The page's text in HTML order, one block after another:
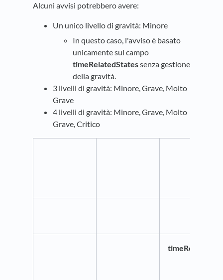
Alcuni avvisi potrebbero avere:
Un unico livello di gravità: Minore
In questo caso, l'avviso è basato
unicamente sul campo
timeRelatedStatessenza gestione
della gravità.
3 livelli di gravità: Minore, Grave, Molto
Grave
4 livelli di gravità: Minore, Grave, Molto
Grave, Critico